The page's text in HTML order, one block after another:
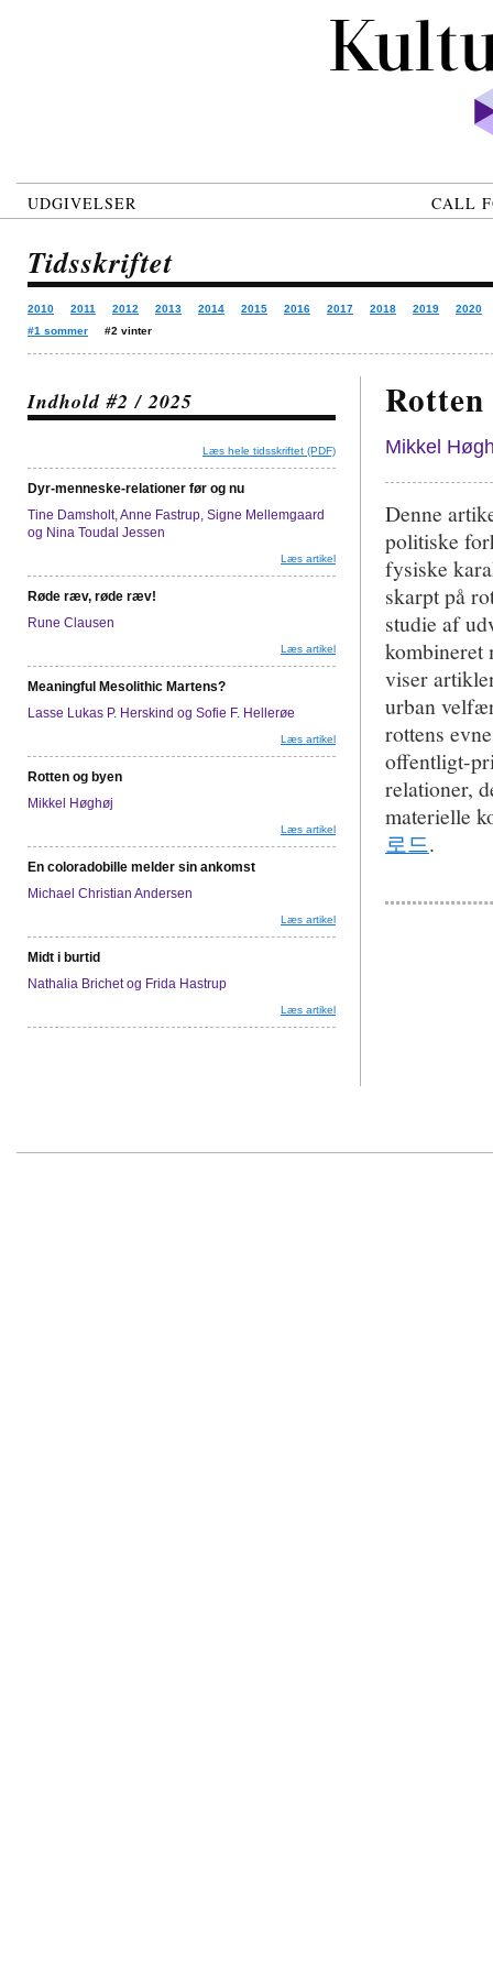
UDGIVELSER CALL
Tidsskriftet
2010 2011 2012 2013 2014 2015 2016 2017 2018 2019
2020
#1 sommer
#2 vinter
Indhold #2 / 2025
Læs hele tidsskriftet (PDF)
Dyr-menneske-relationer før og nu
Tine Damsholt, Anne Fastrup, Signe Mellemgaard
og Nina Toudal Jessen
Læs artikel
Røde ræv, røde ræv!
Rune Clausen
Læs artikel
Meaningful Mesolithic Martens?
Lasse Lukas P. Herskind og Sofie F. Hellerøe
Læs artikel
Rotten og byen
Mikkel Høghøj
Læs artikel
En coloradobille melder sin ankomst
Michael Christian Andersen
Læs artikel
Midt i burtid
Nathalia Brichet og Frida Hastrup
Læs artikel
Rotten
Mikkel
Denne
politiske
fysiske
skarpt på
studie af
kombineret
viser
urban
rottens
offentligt-
relationer,
materielle
로드.